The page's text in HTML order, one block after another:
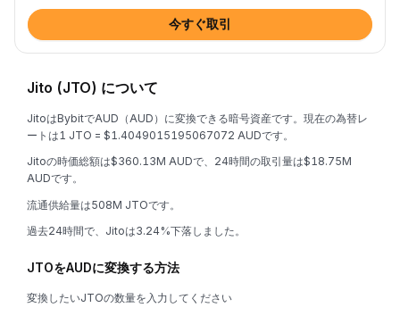
今すぐ取引
Jito (JTO) について
JitoはBybitでAUD（AUD）に変換できる暗号資産です。現在の為替レ
ートは1 JTO = $1.4049015195067072 AUDです。
Jitoの時価総額は$360.13M AUDで、24時間の取引量は$18.75M
AUDです。
流通供給量は508M JTOです。
過去24時間で、Jitoは3.24%下落しました。
JTOをAUDに変換する方法
変換したいJTOの数量を入力してください